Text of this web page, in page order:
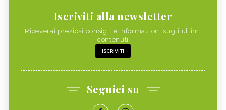
Iscriviti alla newsletter
Riceverai preziosi consigli e informazioni sugli ultimi
contenuti
ISCRIVITI
Seguici su